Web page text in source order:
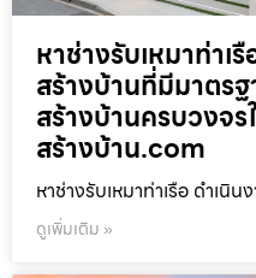
หาช่างรับเหมาท่าเ
สร้างบ้านที่มีมาตร
สร้างบ้านครบวงจร
สร้างบ้าน.com
หาช่างรับเหมาท่าเรือ ดำเนิน
ดูเพิ่มเติม »